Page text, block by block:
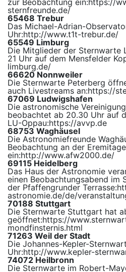
zur Beobachtung ein:https://
sternfreunde.de/
65468 Trebur
Das Michael-Adrian-
Uhr:http://www.t1t-trebur.de/
65549 Limburg
Die Mitglieder der Sternwarte
21 Uhr auf dem Mensfelder
limburg.de/
66620 Nonnweiler
Die Sternwarte Peterberg
auch Livestreams an:https://
67069 Ludwigshafen
Die astronomische
beobachtet ab 20.30 Uhr auf
LU-Oppau:https://avvp.de
68753 Waghäusel
Die Astronomiefreunde
Beobachtung an der Eremitage
ein:http://www.afw2000.de/
69115 Heidelberg
Das Haus der Astronomie
einen Beobachtungsabend im
der Pfaffengrunder Terrasse:
astronomie.de/de/
70188 Stuttgart
Die Sternwarte Stuttgart hat
geöffnet:https://
mondfinsternis.html
71263 Weil der Stadt
Die Johannes-Kepler-
Uhr:http://www.kepler-
74072 Heilbronn
Die Sternwarte im Robert-